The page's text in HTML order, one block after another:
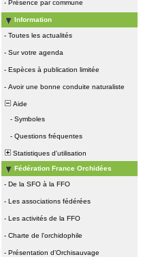
- Présence par commune
Information
- Toutes les actualités
- Sur votre agenda
- Espèces à publication limitée
- Avoir une bonne conduite naturaliste
Aide
- Symboles
- Questions fréquentes
Statistiques d'utilisation
Fédération France Orchidées
- De la SFO à la FFO
- Les associations fédérées
- Les activités de la FFO
- Charte de l'orchidophile
- Présentation d'Orchisauvage